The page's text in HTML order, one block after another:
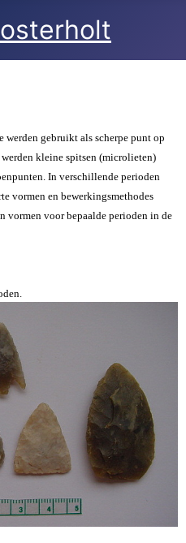
gebruikt als scherpe punt op
kleine spitsen (microlieten)
In verschillende perioden
vormen en bewerkingsmethodes
vormen voor bepaalde perioden in de